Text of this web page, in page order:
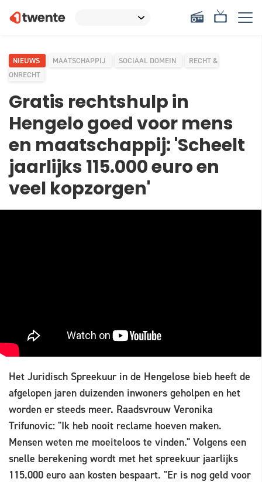
NIEUWS MAATSCHAPPIJ SOCIAAL DOMEIN
RECHT &
ONRECHT
Gratis rechtshulp in
Hengelo goed voor mens
en maatschappij: 'Scheelt
jaarlijks 115.000 euro en
veel kopzorgen'
Het Juridisch Spreekuur in de Hengelose bieb heeft de
afgelopen jaren duizenden inwoners geholpen en het
worden er steeds meer. Raadsvrouw Veronika
Trifunovic: "Ik heb nooit reclame hoeven maken.
Mensen weten me moeiteloos te vinden." Volgens een
snelle berekening wordt met het spreekuur jaarlijks
115.000 euro aan kosten bespaart. "Er is nog geld voor